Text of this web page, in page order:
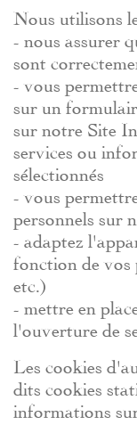
Nous utilisons
- nous assurer
sont
- vous
sur un
sur notre Site
services ou
sélectionnés
- vous
personnels sur
- adaptez
fonction de vos
etc.)
- mettre en
l'ouverture de
Les cookies
dits cookies
informations